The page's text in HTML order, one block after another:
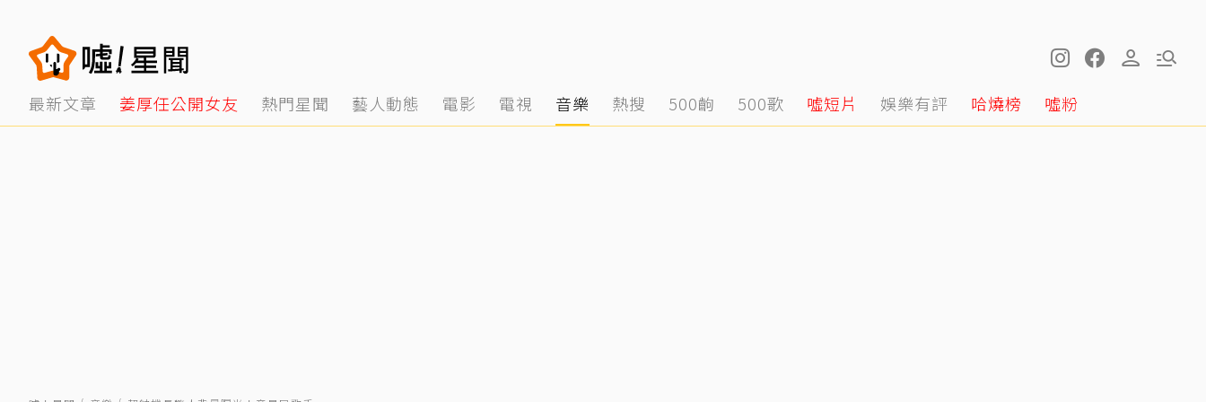
最新文章 姜厚任公開女友 熱門星聞 藝人動態 電影 電視 音樂 熱搜 500齣 500歌 噓短片 娛樂有評 哈燒榜 噓粉